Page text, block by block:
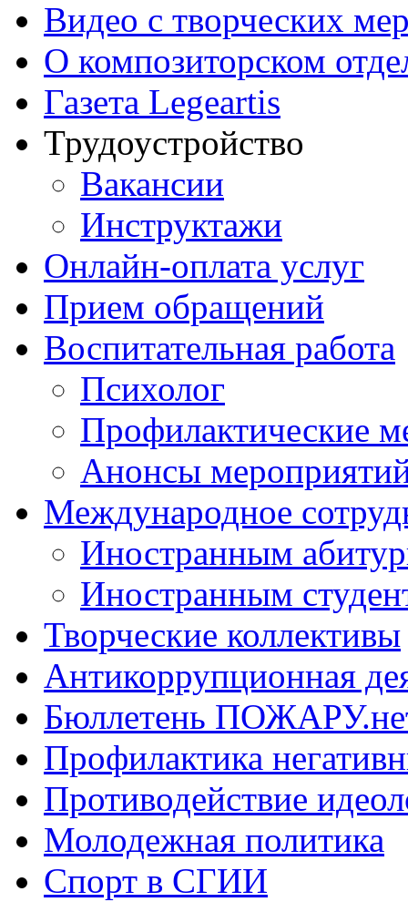
Видео с творческих
О композиторском
Газета Legeartis
Трудоустройство
Вакансии
Инструктажи
Онлайн-оплата услуг
Прием обращений
Воспитательная работа
Психолог
Профилактические
Анонсы
Международное
Иностранным
Иностранным
Творческие коллективы
Антикоррупционная
Бюллетень
Профилактика
Противодействие
Молодежная политика
Спорт в СГИИ